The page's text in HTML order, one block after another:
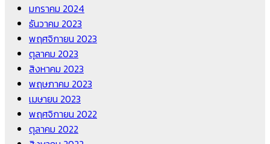
มกราคม 2024
ธันวาคม 2023
พฤศจิกายน 2023
ตุลาคม 2023
สิงหาคม 2023
พฤษภาคม 2023
เมษายน 2023
พฤศจิกายน 2022
ตุลาคม 2022